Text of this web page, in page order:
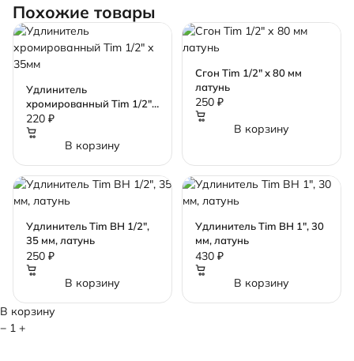
Похожие товары
Удлинитель
хромированный Tim 1/2"
х 35мм
220 ₽
В корзину
Сгон Tim 1/2" х 80 мм
латунь
250 ₽
В корзину
Удлинитель Tim ВН 1/2",
35 мм, латунь
250 ₽
В корзину
Удлинитель Tim ВН 1", 30
мм, латунь
430 ₽
В корзину
В корзину
− 1 +